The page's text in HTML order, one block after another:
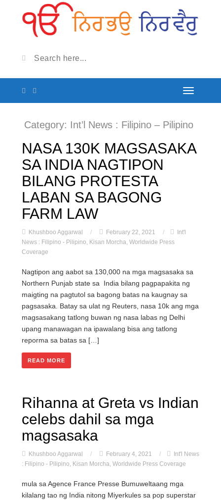
Category: Int’l News : Filipino – Pilipino
NASA 130K MAGSASAKA
SA INDIA NAGTIPON
BILANG PROTESTA
LABAN SA BAGONG
FARM LAW
Khushboo Aggarwal / February 22, 2021 /
Int'l
News : Filipino - Pilipino, Kisan Morcha, Worldwide Press
Coverage
Nagtipon ang aabot sa 130,000 na mga magsasaka sa
Northern Punjab state sa India bilang pagpapakita ng
maigting na pagtutol sa bagong batas na kaugnay sa
pagsasaka. Batay sa ulat ng Reuters, nasa 10k ang mga
magsasakang tatlong buwan ng nasa labas ng Delhi
upang manawagan na ipawalang bisa ang tatlong
reporma sa batas sa […]
READ MORE
Rihanna at Greta vs Indian
celebs dahil sa mga
magsasaka
Khushboo Aggarwal / February 4, 2021 /
Int'l News
: Filipino - Pilipino, Kisan Morcha, Worldwide Press Coverage
mula sa Agence France Presse Bumuweltaang mga
kilalang tao ng India nitong Miyerkules sa pop superstar